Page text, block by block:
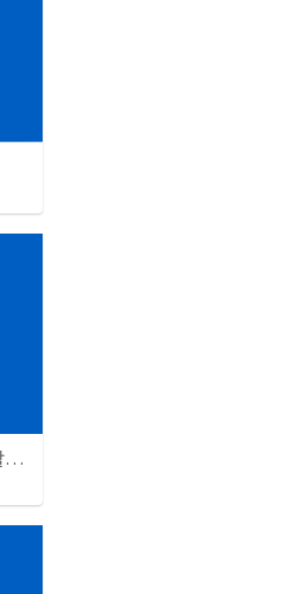
순종하심으로 의인이 되리라 (죄를 알게되는 은혜, 선물)